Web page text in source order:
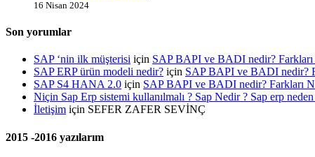
16 Nisan 2024
Son yorumlar
SAP ‘nin ilk müşterisi için SAP BAPI ve BADI nedir?
SAP ERP ürün modeli nedir? için SAP BAPI ve BADI nedir?
SAP S4 HANA 2.0 için SAP BAPI ve BADI nedir? Farkları
Niçin Sap Erp sistemi kullanılmalı ? Sap Nedir ? Sap erp
İletişim için SEFER ZAFER SEVİNÇ
2015 -2016 yazılarım